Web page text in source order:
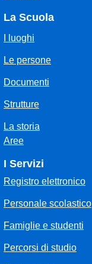
La Scuola
I luoghi
Le persone
Documenti
Strutture
La storia
Aree
I Servizi
Registro elettronico
Personale scolastico
Famiglie e studenti
Percorsi di studio